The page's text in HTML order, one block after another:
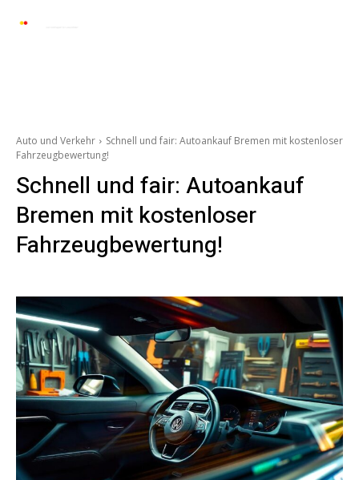
Auto und Verkehr
Schnell und fair: Autoankauf Bremen mit kostenloser
Fahrzeugbewertung!
Schnell und fair: Autoankauf
Bremen mit kostenloser
Fahrzeugbewertung!